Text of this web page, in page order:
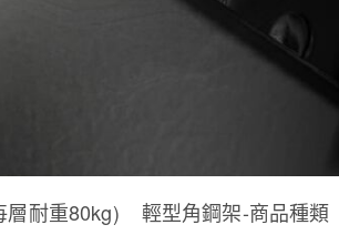
層耐重80kg) 輕型角鋼架-商品種類